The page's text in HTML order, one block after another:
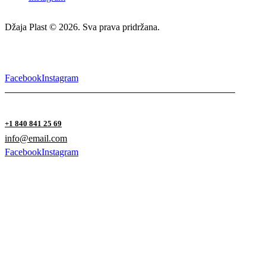
Džaja Plast © 2026. Sva prava pridržana.
FacebookInstagram
+1 840 841 25 69
info@email.com
FacebookInstagram